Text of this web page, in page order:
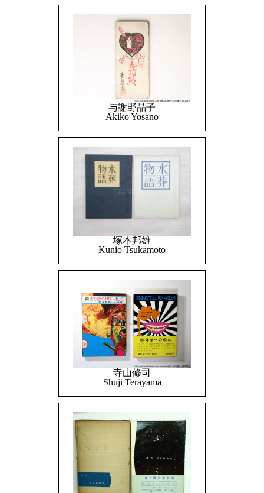
与謝野晶子
Akiko Yosano
塚本邦雄
Kunio Tsukamoto
寺山修司
Shuji Terayama